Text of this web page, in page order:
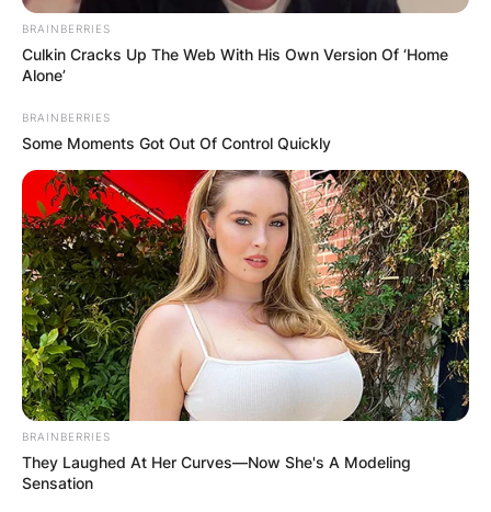
BRAINBERRIES
Culkin Cracks Up The Web With His Own Version Of ‘Home
Alone’
BRAINBERRIES
Some Moments Got Out Of Control Quickly
BRAINBERRIES
They Laughed At Her Curves—Now She's A Modeling
Sensation